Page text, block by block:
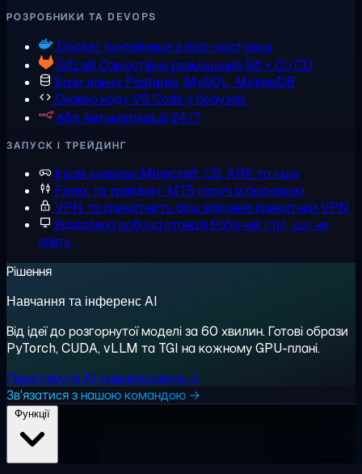
РОЗРОБНИКИ ТА DEVOPS
Docker Контейнери з root-доступом
GitLab Самостійно розміщений Git + CI/CD
Бази даних Postgres, MySQL, MongoDB
Сервер кодуVS Code у браузері
n8n Автоматизації 24/7
ЗАПУСК І ТРЕЙДИНГ
Ігрові сервери Minecraft, CS, ARK та інше
Forex та трейдинг MT5 поруч із брокером
VPN та приватністьВаш власний приватний VPN
Віддалена робоча станціяРобочий стіл, що не
спить
Рішення
Навчання та інференс AI
Від ідеї до розгорнутої моделі за 60 хвилин. Готові образи
PyTorch, CUDA, vLLM та TGI на кожному GPU-плані.
Переглянути AI-навантаження →
Зв'язатися з нашою командою →